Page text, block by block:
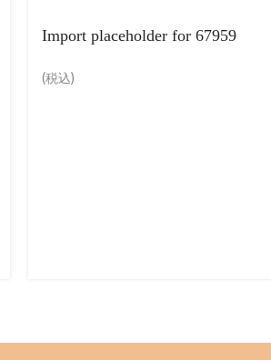
Import placeholder for 67959
(税込)